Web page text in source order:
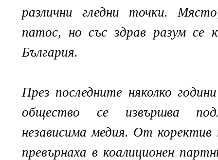
различни гледни точки.
патос, но със здрав разум се
България.
През последните няколко
общество се извършва
независима медия. От
превърнаха в коалиционен